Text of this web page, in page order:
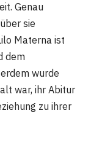
Genau
sie
Materna ist
dem
wurde
war, ihr Abitur
zu ihrer